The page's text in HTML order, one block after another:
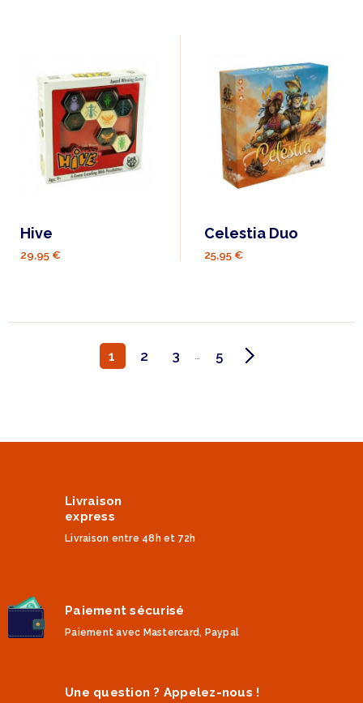
Hive
29,95 €
Celestia Duo
25,95 €
1 2 3 … 5
Livraison
express
Livraison entre 48h et 72h
Paiement sécurisé
Paiement avec Mastercard, Paypal
Une question ? Appelez-nous !